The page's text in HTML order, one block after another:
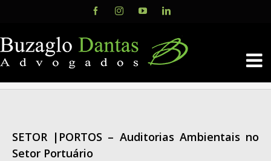
content
FacebookInstagramYouTubeLinkedIn
SETOR |PORTOS – Auditorias Ambientais no
Setor Portuário